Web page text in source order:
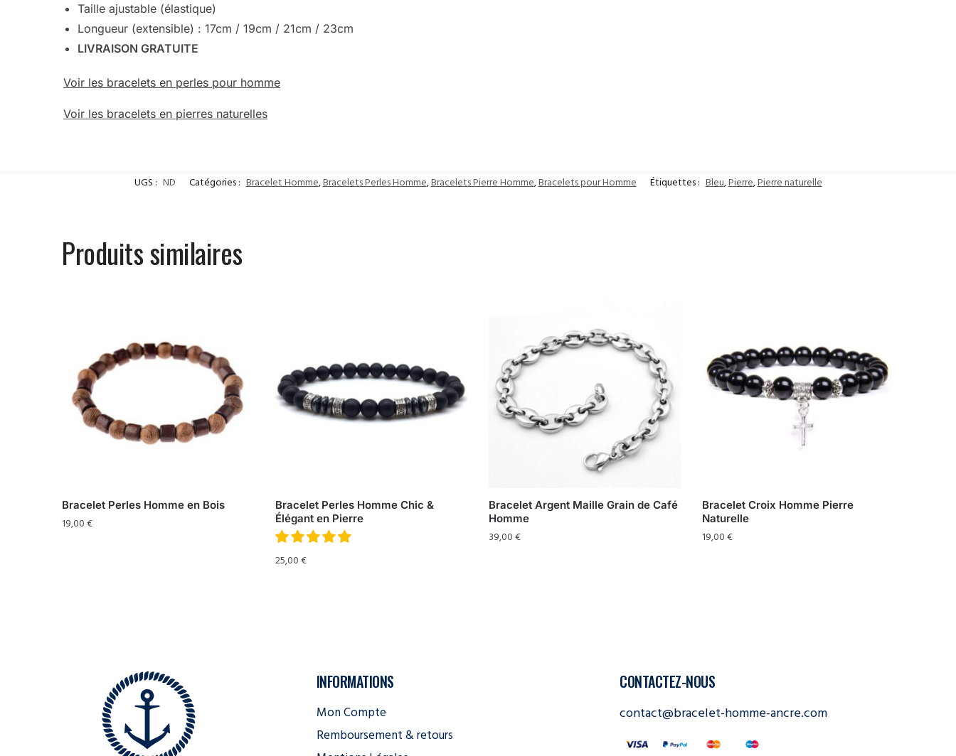
Taille ajustable (élastique)
Longueur (extensible) : 17cm / 19cm / 21cm / 23cm
LIVRAISON GRATUITE
Voir les bracelets en perles pour homme
Voir les bracelets en pierres naturelles
UGS : ND Catégories : Bracelet Homme,Bracelets Perles Homme,Bracelets Pierre Homme,Bracelets pour Homme Étiquettes : Bleu,Pierre,Pierre naturelle
Produits similaires
Bracelet Perles Homme en Bois
19,00€
Bracelet Perles Homme Chic &
Élégant en Pierre
25,00€
Bracelet Argent Maille Grain de Café
Homme
39,00€
Bracelet Croix Homme Pierre
Naturelle
19,00€
INFORMATIONS
Mon Compte
Remboursement & retours
CONTACTEZ-NOUS
contact@bracelet-homme-ancre.com